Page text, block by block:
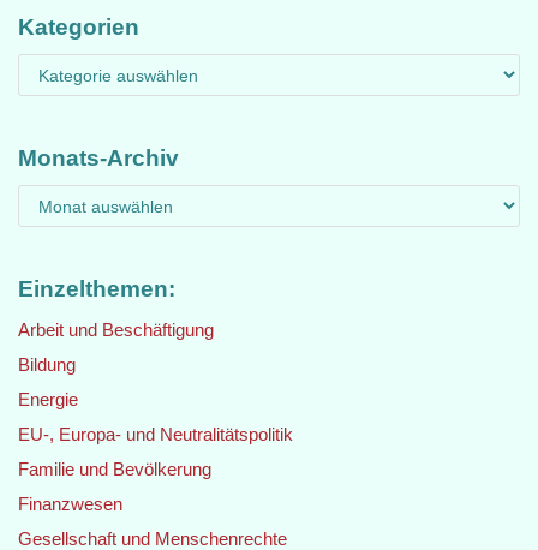
Kategorien
Monats-Archiv
Einzelthemen:
Arbeit und Beschäftigung
Bildung
Energie
EU-, Europa- und Neutralitätspolitik
Familie und Bevölkerung
Finanzwesen
Gesellschaft und Menschenrechte